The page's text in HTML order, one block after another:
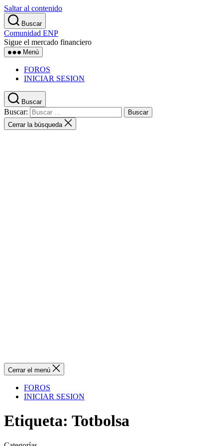
Saltar al contenido
Buscar
Comunidad ENP
Sigue el mercado financiero
Menú
FOROS
INICIAR SESION
Buscar
Buscar:
Cerrar la búsqueda
Cerrar el menú
FOROS
INICIAR SESION
Etiqueta: Totbolsa